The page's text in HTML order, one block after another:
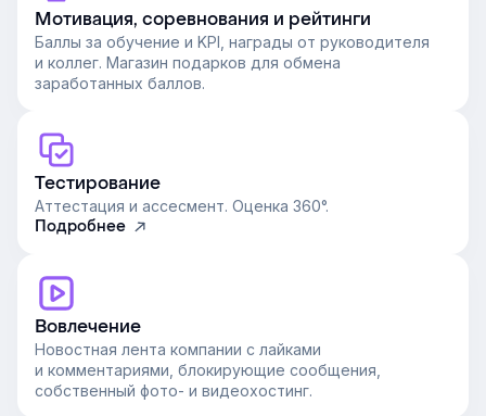
Мотивация, соревнования и рейтинги
Баллы за обучение и KPI, награды от руководителя
и коллег. Магазин подарков для обмена
заработанных баллов.
Тестирование
Аттестация и ассесмент. Оценка 360°.
Подробнее
Вовлечение
Новостная лента компании с лайками
и комментариями, блокирующие сообщения,
собственный фото- и видеохостинг.